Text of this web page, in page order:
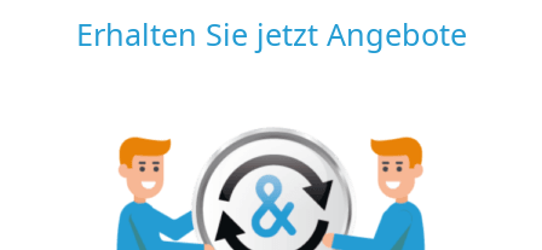
Erhalten Sie jetzt Angebote